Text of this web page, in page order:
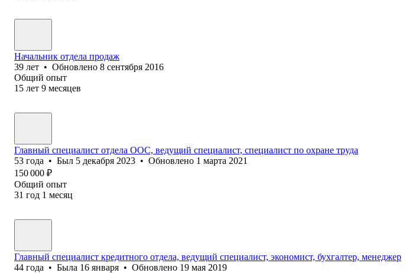
Начальник отдела продаж
39 лет • Обновлено 8 сентября 2016
Общий опыт
15 лет 9 месяцев
Главный специалист отдела ООС, ведущий специалист, специалист по охране труда
53 года • Был 5 декабря 2023 • Обновлено 1 марта 2021
150 000 ₽
Общий опыт
31 год 1 месяц
Главный специалист кредитного отдела, ведущий специалист, экономист, бухгалтер, менеджер
44 года • Была 16 января • Обновлено 19 мая 2019